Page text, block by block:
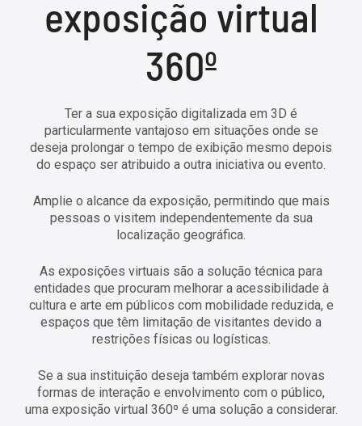
exposição virtual
360º
Ter a sua exposição digitalizada em 3D é
particularmente vantajoso em situações onde se
deseja prolongar o tempo de exibição mesmo depois
do espaço ser atribuido a outra iniciativa ou evento.
Amplie o alcance da exposição, permitindo que mais
pessoas o visitem independentemente da sua
localização geográfica.
As exposições virtuais são a solução técnica para
entidades que procuram melhorar a acessibilidade à
cultura e arte em públicos com mobilidade reduzida, e
espaços que têm limitação de visitantes devido a
restrições físicas ou logísticas.
Se a sua instituição deseja também explorar novas
formas de interação e envolvimento com o público,
uma exposição virtual 360º é uma solução a considerar.